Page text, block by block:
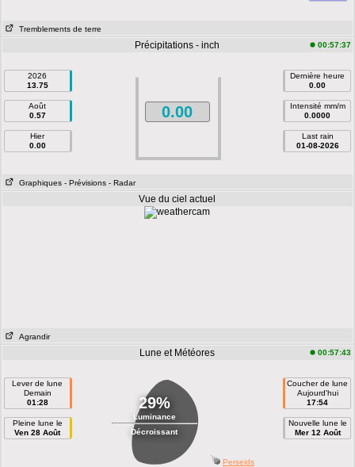
Tremblements de terre
Précipitations - inch 00:57:37
2026
13.75
Août
0.57
Hier
0.00
0.00
Dernière heure
0.00
Intensité mm/m
0.0000
Last rain
01-08-2026
Graphiques - Prévisions - Radar
Vue du ciel actuel
Agrandir
Lune et Météores 00:57:43
Lever de lune
Demain
01:28
Pleine lune le
Ven 28 Août
29%
Luminance
Décroissant
Coucher de lune
Aujourd'hui
17:54
Nouvelle lune le
Mer 12 Août
Perseids